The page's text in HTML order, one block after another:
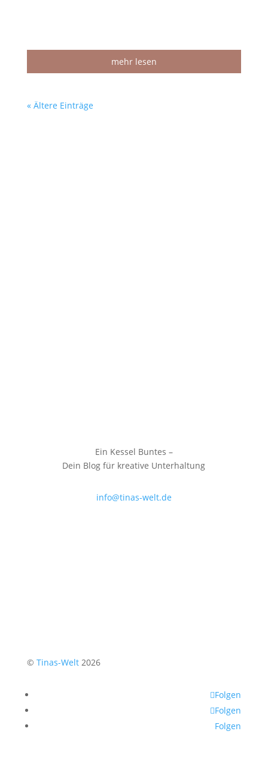
mehr lesen
« Ältere Einträge
Ein Kessel Buntes –
Dein Blog für kreative Unterhaltung
info@tinas-welt.de
© Tinas-Welt2026
Folgen
Folgen
Folgen